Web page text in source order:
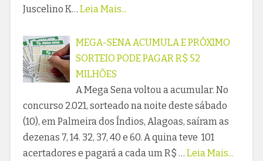
Juscelino K… Leia Mais...
MEGA-SENA ACUMULA E PRÓXIMO
SORTEIO PODE PAGAR R$ 52
MILHÕES
A Mega Sena voltou a acumular. No
concurso 2.021, sorteado na noite deste sábado
(10), em Palmeira dos Índios, Alagoas, saíram as
dezenas 7, 14. 32, 37, 40 e 60. A quina teve 101
acertadores e pagará a cada um R$ … Leia Mais...